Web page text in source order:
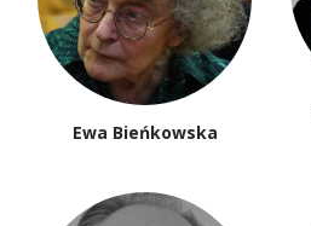
Ewa Bieńkowska